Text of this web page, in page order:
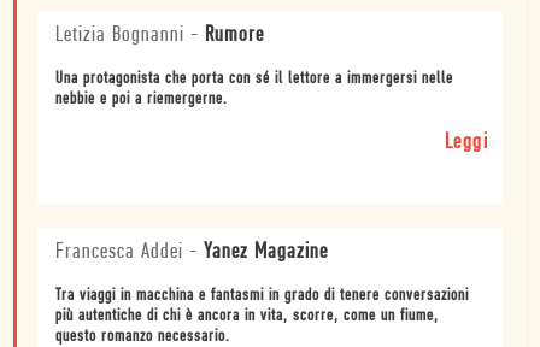
Letizia Bognanni - Rumore
Una protagonista che porta con sé il lettore a immergersi nelle
nebbie e poi a riemergerne.
Leggi
Francesca Addei - Yanez Magazine
Tra viaggi in macchina e fantasmi in grado di tenere conversazioni
più autentiche di chi è ancora in vita, scorre, come un fiume,
questo romanzo necessario.